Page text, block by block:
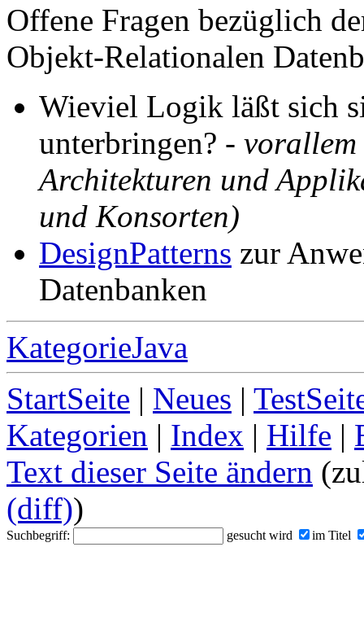
Offene Fragen bezüglich
Objekt-Relationalen
Wieviel Logik läßt sich
unterbringen? - vorallem
Architekturen und
und Konsorten)
DesignPatterns zur
Datenbanken
KategorieJava
StartSeite | Neues |
Kategorien | Index | Hilfe |
Text dieser Seite ändern
(diff))
Suchbegriff: gesucht wird im Titel